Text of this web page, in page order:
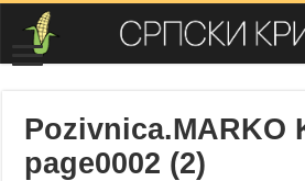
Pozivnica.MARKO
page0002 (2)